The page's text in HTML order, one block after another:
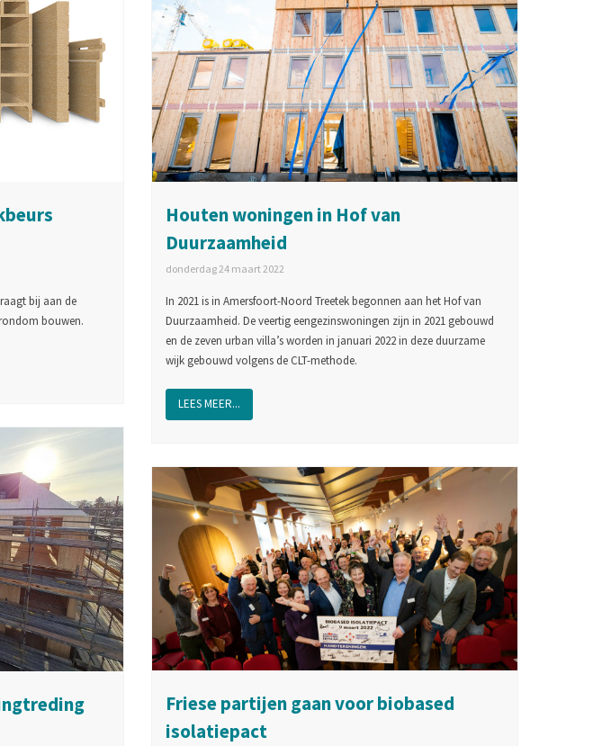
bij aan de
bouwen.
Houten woningen in Hof van
Duurzaamheid
donderdag 24 maart 2022
In 2021 is in Amersfoort-Noord Treetek begonnen aan het Hof van
Duurzaamheid. De veertig eengezinswoningen zijn in 2021 gebouwd
en de zeven urban villa’s worden in januari 2022 in deze duurzame
wijk gebouwd volgens de CLT-methode.
LEES MEER...
Friese partijen gaan voor biobased
isolatiepact